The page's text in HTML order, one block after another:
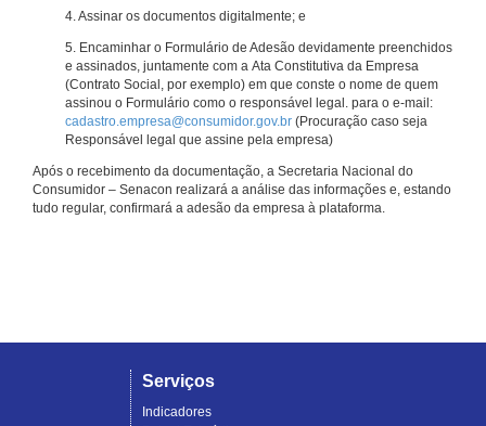
4. Assinar os documentos digitalmente; e
5. Encaminhar o Formulário de Adesão devidamente preenchidos
e assinados, juntamente com a Ata Constitutiva da Empresa
(Contrato Social, por exemplo) em que conste o nome de quem
assinou o Formulário como o responsável legal. para o e-mail:
cadastro.empresa@consumidor.gov.br (Procuração caso seja
Responsável legal que assine pela empresa)
Após o recebimento da documentação, a Secretaria Nacional do
Consumidor – Senacon realizará a análise das informações e, estando
tudo regular, confirmará a adesão da empresa à plataforma.
Serviços
Indicadores